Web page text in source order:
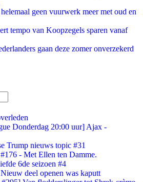
geen vuurwerk meer met oud en
tempo van Koopzegels sparen vanaf
gaan deze zomer onverzekerd
Donderdag 20:00 uur] Ajax -
Trump nieuws topic #31
- Met Ellen ten Damme.
6de seizoen #4
deel openen was kaputt